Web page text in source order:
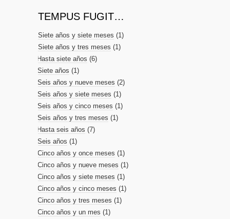
TEMPUS FUGIT…
Siete años y siete meses (1)
Siete años y tres meses (1)
Hasta siete años (6)
Siete años (1)
Seis años y nueve meses (2)
Seis años y siete meses (1)
Seis años y cinco meses (1)
Seis años y tres meses (1)
Hasta seis años (7)
Seis años (1)
Cinco años y once meses (1)
Cinco años y nueve meses (1)
Cinco años y siete meses (1)
Cinco años y cinco meses (1)
Cinco años y tres meses (1)
Cinco años y un mes (1)